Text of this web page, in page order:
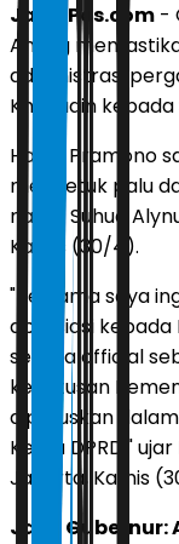
JawaPos.com -
Anung
administrasi
Khoirudin kepada
Hal ini Pramono
mengetuk palu
nama Suhud
Kamis (30/4).
"Pertama saya
apresiasi
secara official
keputusan
diputuskan
Ketua DPRD,"
Jakarta, Kamis
Janji Gubernur: